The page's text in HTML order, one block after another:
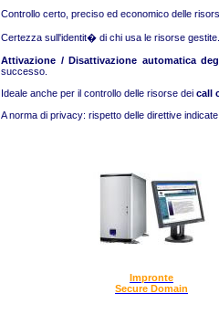
Controllo certo, preciso ed economico delle
Certezza sull'identit� di chi usa le risorse
Attivazione / Disattivazione automatica
successo.
Ideale anche per il controllo delle risorse deicall
A norma di privacy: rispetto delle direttive
Impronte
Secure Domain